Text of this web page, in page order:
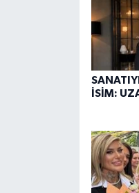
İSİM: